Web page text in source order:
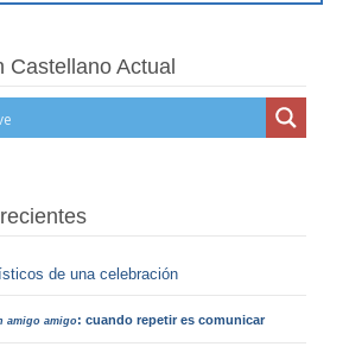
Castellano Actual
de una celebración
amigo amigo: cuando repetir es comunicar